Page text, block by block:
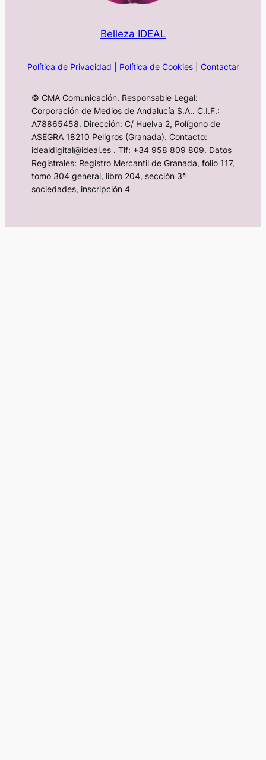
Belleza IDEAL
Política de Privacidad Política de Cookies| Contactar
© CMA Comunicación. Responsable Legal:
Corporación de Medios de Andalucía S.A.. C.I.F.:
A78865458. Dirección: C/ Huelva 2, Polígono de
ASEGRA 18210 Peligros (Granada). Contacto:
idealdigital@ideal.es . Tlf: +34 958 809 809. Datos
Registrales: Registro Mercantil de Granada, folio 117,
tomo 304 general, libro 204, sección 3ª
sociedades, inscripción 4